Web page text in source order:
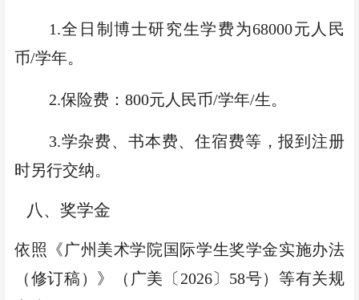
1.全日制博士研究生学费为68000元 人民
币/学年。
2.保险费： 800元人民币/学年/生。
3.学杂费、书本费、住宿费等 ，报到注册
时另行交纳。
八、奖学金
依照《广州美术学院国际学生奖学金实施办法
（修订稿）》（广美〔2026〕 58号）等有关规